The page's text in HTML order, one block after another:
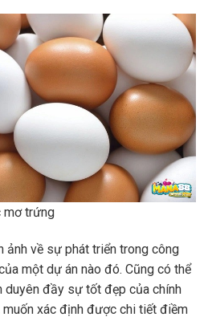
mơ trứng
ảnh về sự phát triển trong công
một dự án nào đó. Cũng có thể
duyên đầy sự tốt đẹp của chính
muốn xác định được chi tiết điềm